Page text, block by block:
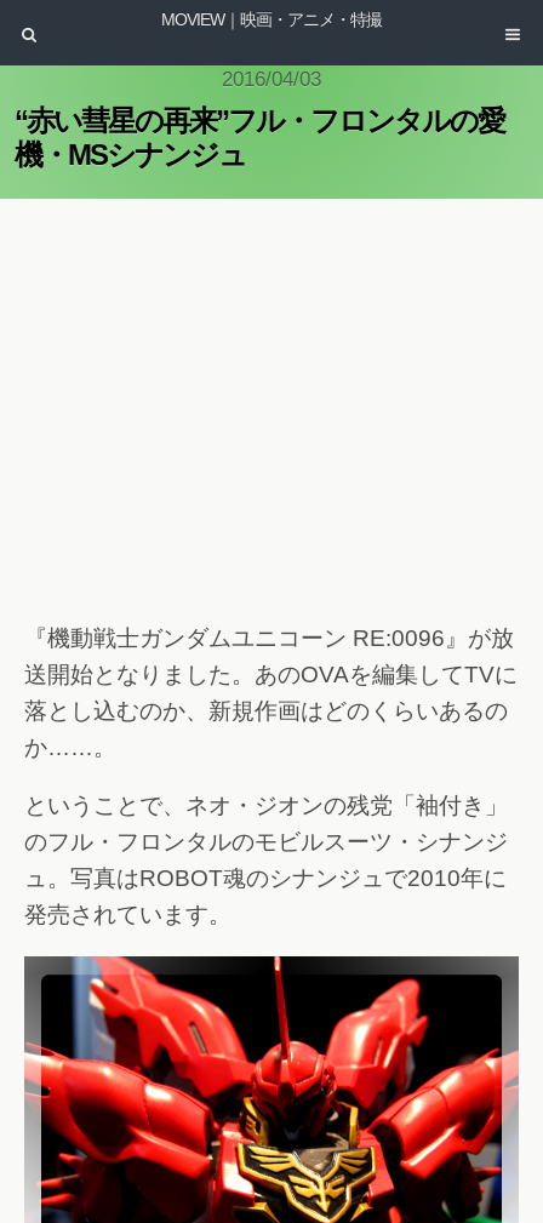
MOVIEW｜映画・アニメ・特撮
2016/04/03
“赤い彗星の再来”フル・フロンタルの愛
機・MSシナンジュ
『機動戦士ガンダムユニコーン RE:0096』が放
送開始となりました。あのOVAを編集してTVに
落とし込むのか、新規作画はどのくらいあるの
か……。
ということで、ネオ・ジオンの残党「袖付き」
のフル・フロンタルのモビルスーツ・シナンジ
ュ。写真はROBOT魂のシナンジュで2010年に
発売されています。